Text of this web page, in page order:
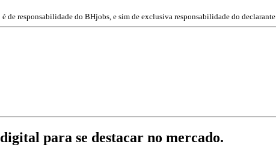
de responsabilidade do BHjobs, e sim de exclusiva responsabilidade do declarante.
para se destacar no mercado.